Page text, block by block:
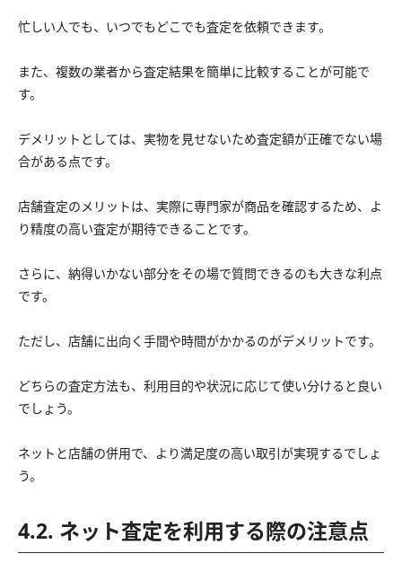
忙しい人でも、いつでもどこでも査定を依頼できます。
また、複数の業者から査定結果を簡単に比較することが可能で
す。
デメリットとしては、実物を見せないため査定額が正確でない場
合がある点です。
店舗査定のメリットは、実際に専門家が商品を確認するため、よ
り精度の高い査定が期待できることです。
さらに、納得いかない部分をその場で質問できるのも大きな利点
です。
ただし、店舗に出向く手間や時間がかかるのがデメリットです。
どちらの査定方法も、利用目的や状況に応じて使い分けると良い
でしょう。
ネットと店舗の併用で、より満足度の高い取引が実現するでしょ
う。
4.2. ネット査定を利用する際の注意点